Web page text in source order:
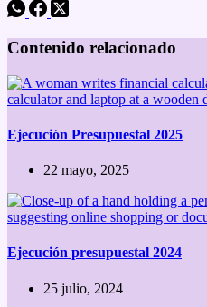
Contenido relacionado
Ejecución Presupuestal 2025
22 mayo, 2025
Ejecución presupuestal 2024
25 julio, 2024